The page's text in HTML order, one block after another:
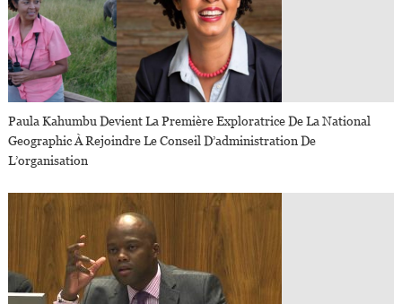
Paula Kahumbu Devient La Première Exploratrice De La National
Geographic À Rejoindre Le Conseil D’administration De
L’organisation